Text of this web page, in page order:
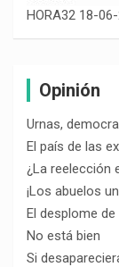
HORA32 18-
Opinión
Urnas,
El país de las
¿La reelección
¡Los abuelos
El desplome
No está bien
Si